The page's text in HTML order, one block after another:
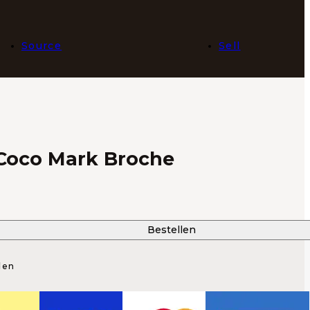
Source Sell
Mark Broche
Bestellen